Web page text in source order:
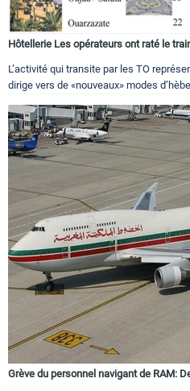
Hôtellerie Les opérateurs ont raté le
L’activité qui transite par les TO
dirige vers de «nouveaux» modes
Grève du personnel navigant de RAM: